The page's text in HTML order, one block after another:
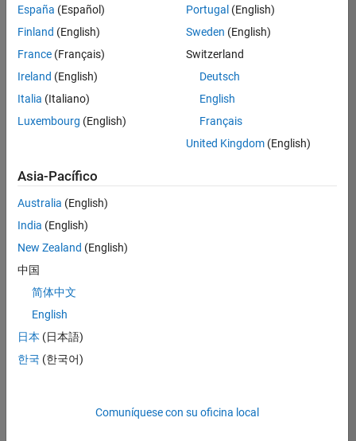
han
traducido
todos
los
empleos.
Busque
por
ubicación
todos
empleos
en su
zona.
Oil & Gas Industry Manager
US-TX-Plano
Marketing |
Cloud Solution
Architect
España (Español)
Finland (English)
France (Français)
Ireland (English)
Italia (Italiano)
Luxembourg (English)
Portugal (English)
Sweden (English)
Switzerland
Deutsch
English
Français
United Kingdom(English)
Asia-Pacífico
Australia (English)
India (English)
New Zealand (English)
中国
简体中文
English
日本 (日本語)
한국 (한국어)
Comuníquese con su oficina local